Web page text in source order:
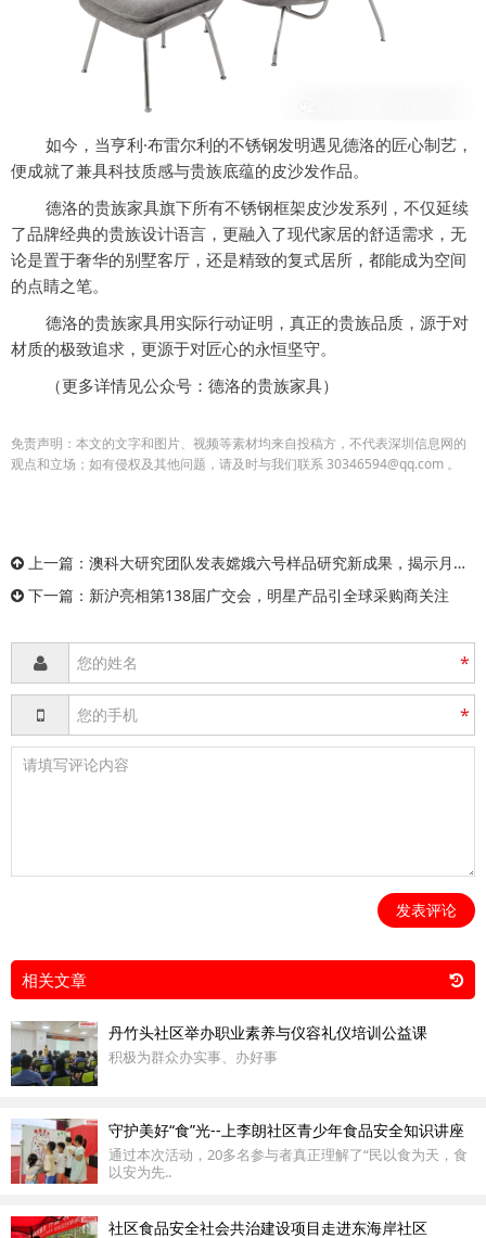
如今，当亨利·布雷尔利的不锈钢发明遇见德洛的匠心制艺，
便成就了兼具科技质感与贵族底蕴的皮沙发作品。
德洛的贵族家具旗下所有不锈钢框架皮沙发系列，不仅延续
了品牌经典的贵族设计语言，更融入了现代家居的舒适需求，无
论是置于奢华的别墅客厅，还是精致的复式居所，都能成为空间
的点睛之笔。
德洛的贵族家具用实际行动证明，真正的贵族品质，源于对
材质的极致追求，更源于对匠心的永恒坚守。
（更多详情见公众号：德洛的贵族家具）
免责声明：本文的文字和图片、视频等素材均来自投稿方，不代表深圳信息网的
观点和立场；如有侵权及其他问题，请及时与我们联系 30346594@qq.com 。
上一篇： 澳科大研究团队发表嫦娥六号样品研究新成果，揭示月球正背面太阳风辐照不对称性
下一篇： 新沪亮相第138届广交会，明星产品引全球采购商关注
*
*
发表评论
相关文章
丹竹头社区举办职业素养与仪容礼仪培训公益课
积极为群众办实事、办好事
守护美好“食”光--上李朗社区青少年食品安全知识讲座
通过本次活动，20多名参与者真正理解了“民以食为天，食
以安为先..
社区食品安全社会共治建设项目走进东海岸社区